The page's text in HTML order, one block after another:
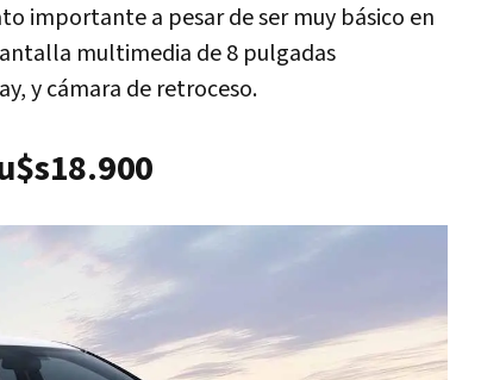
importante a pesar de ser muy básico en
multimedia de 8 pulgadas
y cámara de retroceso.